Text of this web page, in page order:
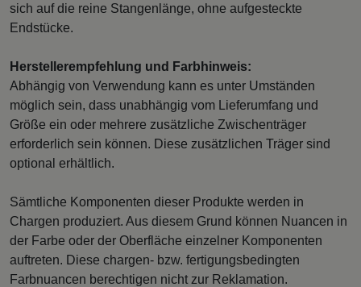
sich auf die reine Stangenlänge, ohne aufgesteckte
Endstücke.
Herstellerempfehlung und Farbhinweis:
Abhängig von Verwendung kann es unter Umständen
möglich sein, dass unabhängig vom Lieferumfang und
Größe ein oder mehrere zusätzliche Zwischenträger
erforderlich sein können. Diese zusätzlichen Träger sind
optional erhältlich.
Sämtliche Komponenten dieser Produkte werden in
Chargen produziert. Aus diesem Grund können Nuancen in
der Farbe oder der Oberfläche einzelner Komponenten
auftreten. Diese chargen- bzw. fertigungsbedingten
Farbnuancen berechtigen nicht zur Reklamation.